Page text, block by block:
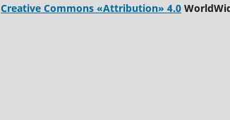
Creative Commons «Attribution» 4.0